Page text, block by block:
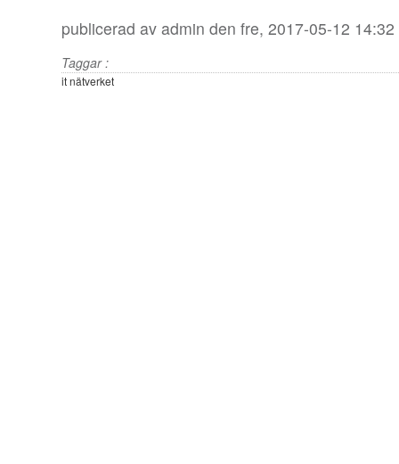
publicerad av admin den fre, 2017-05-12 14:32
Taggar :
it nätverket